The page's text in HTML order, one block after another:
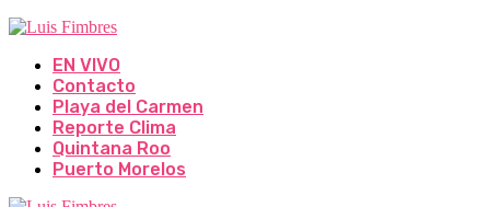
EN VIVO
Contacto
Playa del Carmen
Reporte Clima
Quintana Roo
Puerto Morelos